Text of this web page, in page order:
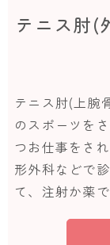
テニス肘(
テニス肘(上腕
のスポーツを
つお仕事をさ
形外科などで
て、注射か薬